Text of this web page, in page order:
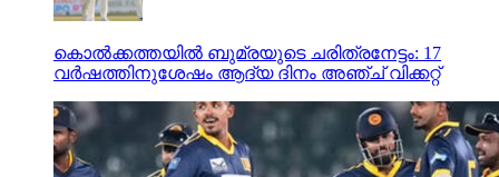
കൊല്‍ക്കത്തയില്‍ ബുമ്രയുടെ ചരിത്രനേട്ടം: 17
വര്‍ഷത്തിനുശേഷം ആദ്യ ദിനം അഞ്ച് വിക്കറ്റ്